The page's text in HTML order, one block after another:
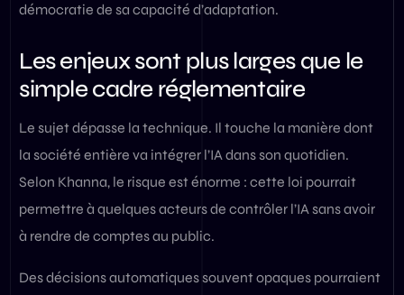
démocratie de sa capacité d’adaptation.
Les enjeux sont plus larges que le
simple cadre réglementaire
Le sujet dépasse la technique. Il touche la manière dont
la société entière va intégrer l’IA dans son quotidien.
Selon Khanna, le risque est énorme : cette loi pourrait
permettre à quelques acteurs de contrôler l’IA sans avoir
à rendre de comptes au public.
Des décisions automatiques souvent opaques pourraient